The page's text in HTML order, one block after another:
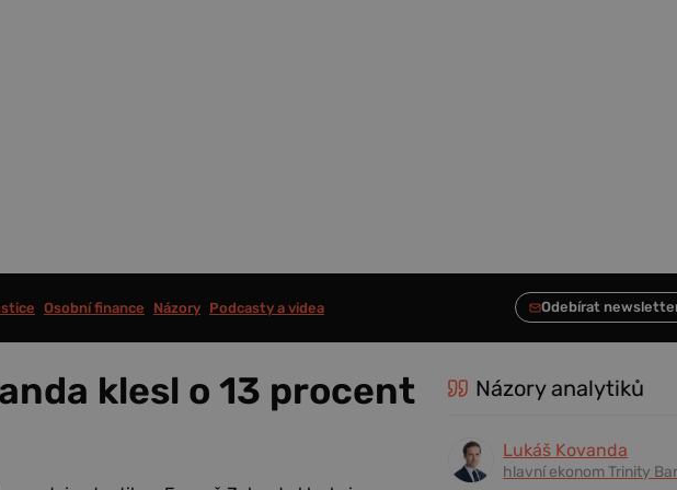
Osobní finance Názory Podcasty a videa
klesl o 13 procent Názory analytiků
Lukáš Kovanda
hlavní ekonom Trinity